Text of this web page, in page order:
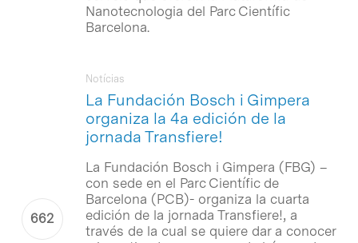
Nanotecnologia del Parc Científic
Barcelona.
La Fundación Bosch i Gimpera
organiza la 4a edición de la
jornada Transfiere!
Notícias
La Fundación Bosch i Gimpera (FBG) –
con sede en el Parc Científic de
Barcelona (PCB)- organiza la cuarta
edición de la jornada Transfiere!, a
través de la cual se quiere dar a conocer